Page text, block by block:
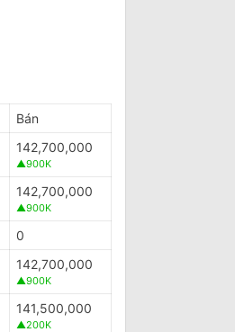
Bán
142,700,000
▲900K
142,700,000
▲900K
0
142,700,000
▲900K
141,500,000
▲200K